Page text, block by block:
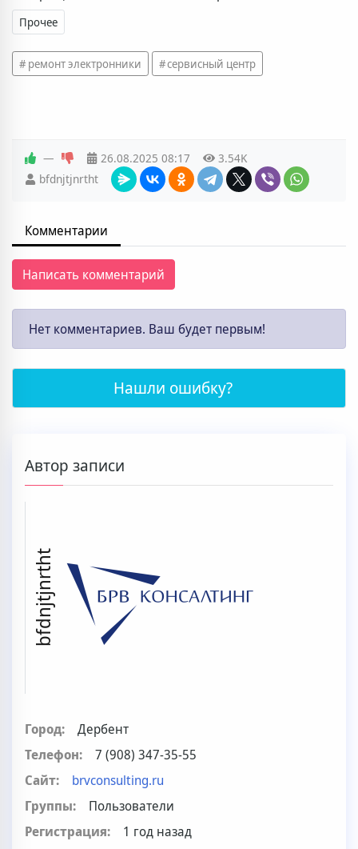
Прочее
ремонт электронники сервисный центр
— 26.08.2025 08:17
3.54K
bfdnjtjnrtht
Комментарии
Написать комментарий
Нет комментариев. Ваш будет первым!
Нашли ошибку?
Автор записи
bfdnjtjnrtht
Город:
Дербент
Телефон:
7 (908) 347-35-55
Сайт:
brvconsulting.ru
Группы:
Пользователи
Регистрация:
1 год назад